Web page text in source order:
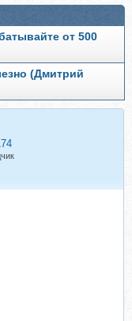
от 500
(Дмитрий